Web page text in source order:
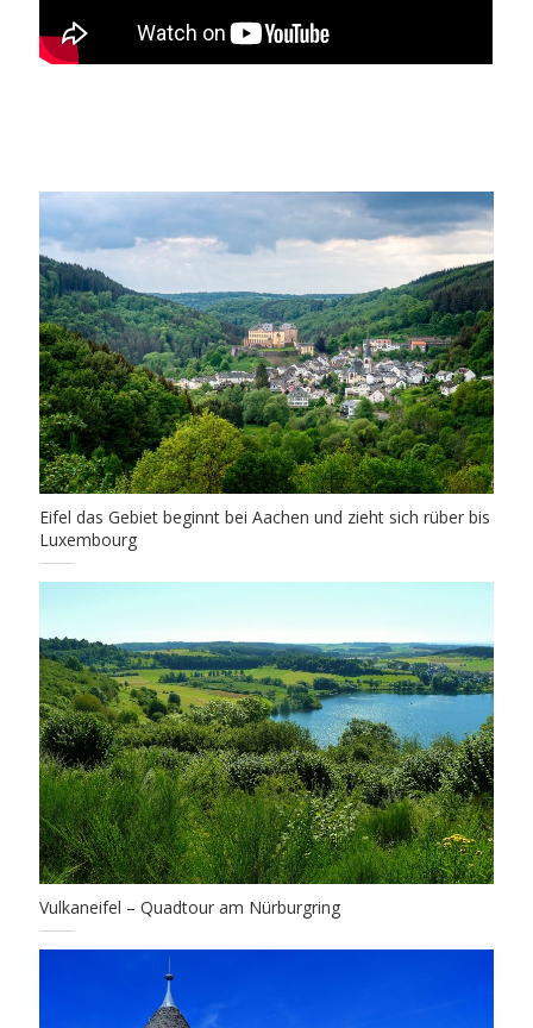
Eifel das Gebiet beginnt bei Aachen und zieht sich rüber bis
Luxembourg
Vulkaneifel – Quadtour am Nürburgring